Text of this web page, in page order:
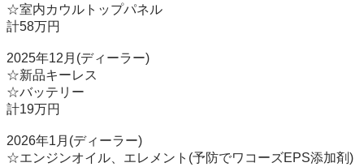
☆室内カウルトップパネル
計58万円
2025年12月(ディーラー)
☆新品キーレス
☆バッテリー
計19万円
2026年1月(ディーラー)
☆エンジンオイル、エレメント(予防でワコーズEPS添加剤)